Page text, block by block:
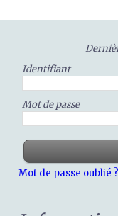
Identifiant
Mot de passe
Mot de passe oublié ?